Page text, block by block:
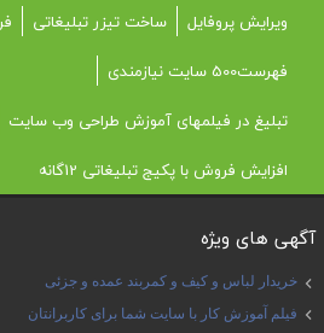
ویرایش پروفایل
ساخت تیزر تبلیغاتی
فهرست500 سایت نیازمندی
تبلیغ در فیلمهای آموزش طراحی وب سایت
افزایش فروش با پکیج تبلیغاتی 12گانه
آگهی های ویژه
خریدار لباس و کیف و کمربند عمده و جزئی
فیلم آموزش کار با سایت شما برای کاربرانتان